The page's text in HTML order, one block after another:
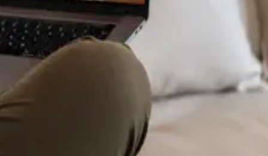
Psicología Clínica
From
Duration
45 min
Psicología Clínica